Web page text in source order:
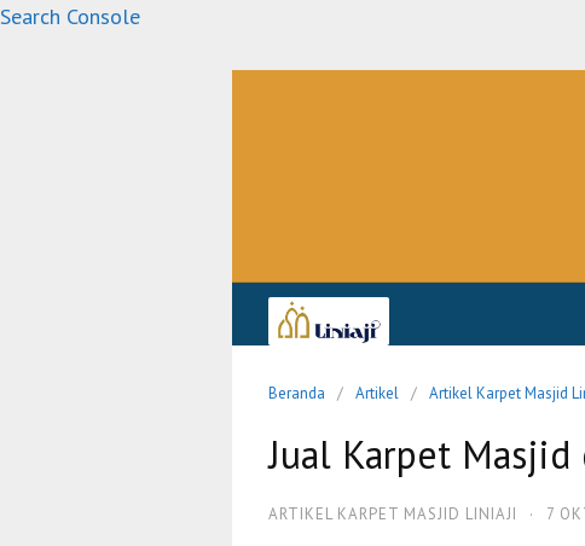
Search ConsoleLangsung
Beranda Artikel Artikel Karpet Masjid
Jual Karpet
ARTIKEL KARPET MASJID LINIAJI · 7